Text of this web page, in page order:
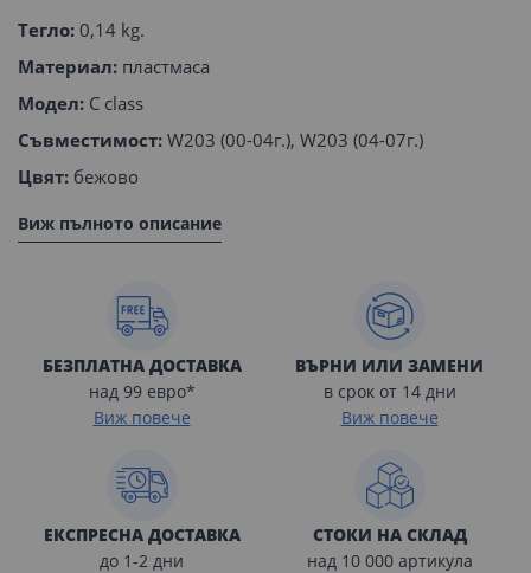
Тегло: 0,14 kg.
Материал: пластмаса
Модел: C class
Съвместимост: W203 (00-04г.), W203 (04-07г.)
Цвят: бежово
Виж пълното описание
БЕЗПЛАТНА ДОСТАВКА
над 99 евро*
Виж повече
ВЪРНИ ИЛИ ЗАМЕНИ
в срок от 14 дни
Виж повече
ЕКСПРЕСНА ДОСТАВКА
до 1-2 дни
СТОКИ НА СКЛАД
над 10 000 артикула